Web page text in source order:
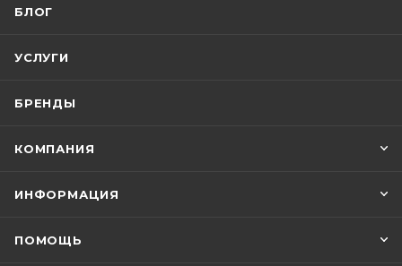
БЛОГ
УСЛУГИ
БРЕНДЫ
КОМПАНИЯ
ИНФОРМАЦИЯ
ПОМОЩЬ